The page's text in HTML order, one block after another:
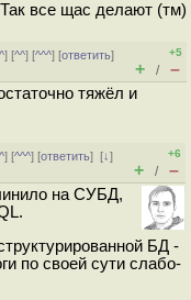
все щас делают (тм)
^] [^^] [^^^] [ответить]
+5
+ / –
тяжёл и
] [^^^] [ответить][↓]
+6
+ / –
на СУБД,
БД -
по своей сути слабо-